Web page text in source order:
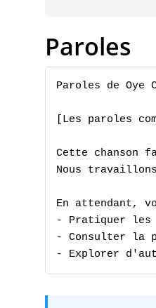
Paroles
Paroles de Oye
[Les paroles
Cette chanson
Nous
En attendant,
- Pratiquer les
- Consulter la
- Explorer